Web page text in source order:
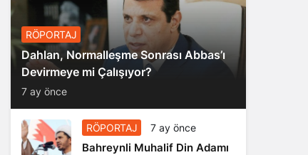
RÖPORTAJ
Dahlan, Normalleşme Sonrası Abbas’ı
Devirmeye mi Çalışıyor?
7 ay önce
RÖPORTAJ 7 ay önce
Bahreynli Muhalif Din Adamı